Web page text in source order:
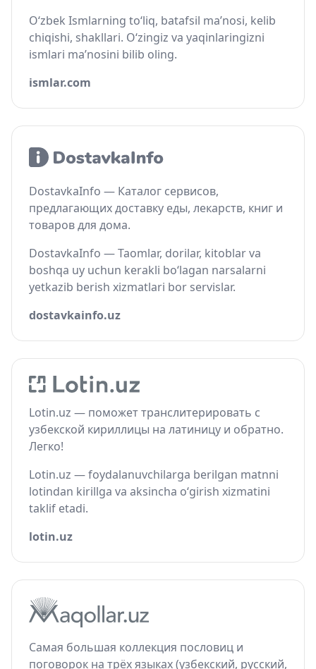
O‘zbek Ismlarning to‘liq, batafsil ma’nosi, kelib
chiqishi, shakllari. O‘zingiz va yaqinlaringizni
ismlari ma’nosini bilib oling.
ismlar.com
DostavkaInfo — Каталог сервисов,
предлагающих доставку еды, лекарств, книг и
товаров для дома.
DostavkaInfo — Taomlar, dorilar, kitoblar va
boshqa uy uchun kerakli bo‘lagan narsalarni
yetkazib berish xizmatlari bor servislar.
dostavkainfo.uz
Lotin.uz — поможет транслитерировать с
узбекской кириллицы на латиницу и обратно.
Легко!
Lotin.uz — foydalanuvchilarga berilgan matnni
lotindan kirillga va aksincha o‘girish xizmatini
taklif etadi.
lotin.uz
Самая большая коллекция пословиц и
поговорок на трёх языках (узбекский, русский,